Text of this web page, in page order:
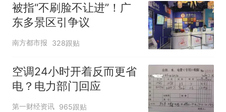
被指“不刷脸不让进”！广
东多景区引争议
南方都市报 328跟贴
空调24小时开着反而更省
电？电力部门回应
第一财经资讯 965跟贴